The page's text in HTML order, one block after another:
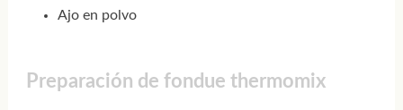
Ajo en polvo
Preparación de fondue thermomix